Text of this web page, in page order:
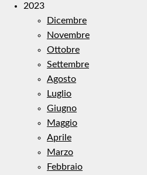
2023
Dicembre
Novembre
Ottobre
Settembre
Agosto
Luglio
Giugno
Maggio
Aprile
Marzo
Febbraio